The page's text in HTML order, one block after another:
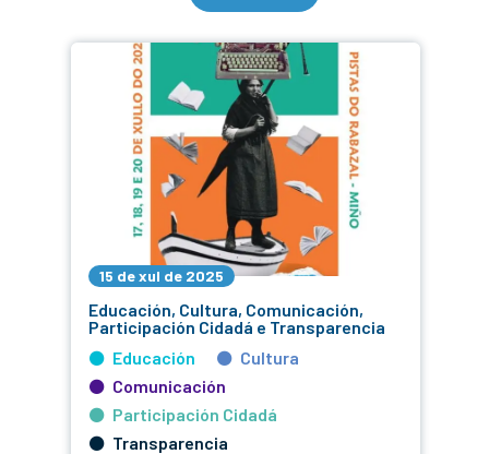
15 de xul de 2025
Educación, Cultura, Comunicación,
Participación Cidadá e Transparencia
Educación
Cultura
Comunicación
Participación Cidadá
Transparencia